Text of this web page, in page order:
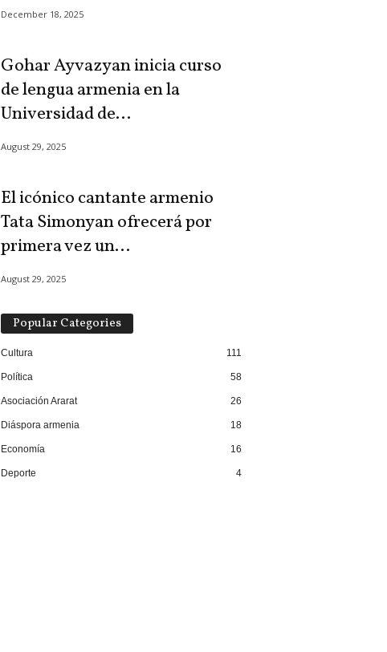
December 18, 2025
Gohar Ayvazyan inicia curso
de lengua armenia en la
Universidad de...
August 29, 2025
El icónico cantante armenio
Tata Simonyan ofrecerá por
primera vez un...
August 29, 2025
Popular Categories
Cultura 111
Política 58
Asociación Ararat 26
Diáspora armenia 18
Economía 16
Deporte 4